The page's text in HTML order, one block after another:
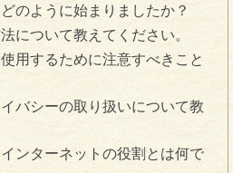
のように始まりましたか？
について教えてください。
用するために注意すべきこと
バシーの取り扱いについて教
ンターネットの役割とは何で